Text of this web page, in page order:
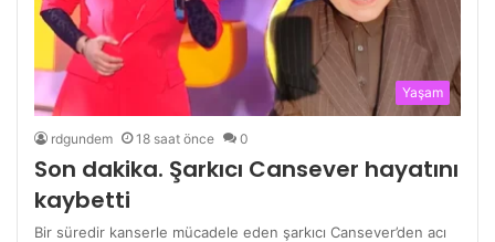
Yaşam
rdgundem 18 saat önce 0
Son dakika. Şarkıcı Cansever hayatını
kaybetti
Bir süredir kanserle mücadele eden şarkıcı Cansever’den acı